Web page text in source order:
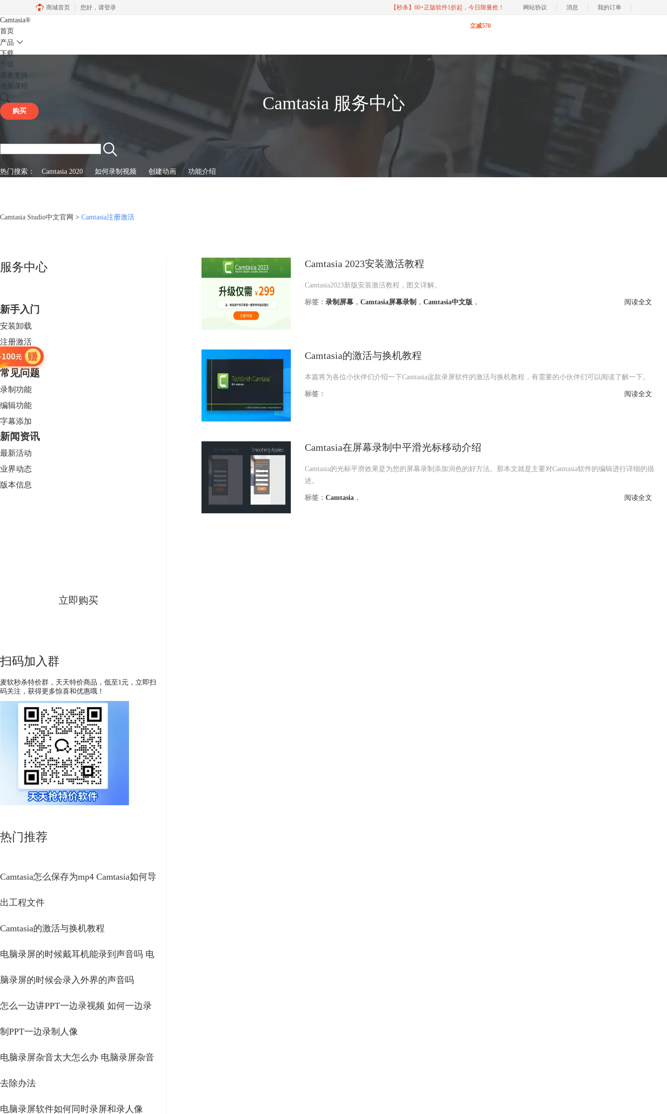
商城首页 您好， 请登录 【秒杀】60+正版软件1折起，今日限量抢！ 网站协议 消息 我的订单
Camtasia®
首页
产品
下载
升级
立减570
服务支持
视频课程
购买 Camtasia 服务中心
热门搜索： Camtasia 2020 如何录制视频 创建动画 功能介绍
Camtasia Studio中文官网 > Camtasia注册激活
服务中心
新手入门
安装卸载
注册激活
使用教程
常见问题
录制功能
编辑功能
字幕添加
新闻资讯
最新活动
业界动态
版本信息
立即购买
扫码加入群
麦软秒杀特价群，天天特价商品，低至1元，立即扫
码关注，获得更多惊喜和优惠哦！
热门推荐
Camtasia怎么保存为mp4 Camtasia如何导
出工程文件
Camtasia的激活与换机教程
电脑录屏的时候戴耳机能录到声音吗 电
脑录屏的时候会录入外界的声音吗
怎么一边讲PPT一边录视频 如何一边录
制PPT一边录制人像
电脑录屏杂音太大怎么办 电脑录屏杂音
去除办法
电脑录屏软件如何同时录屏和录人像
Camtasia 2023安装激活教程
Camtasia2023新版安装激活教程，图文详解。
标签： 录制屏幕 ， Camtasia屏幕录制 ， Camtasia中文版 ， 阅读全文
Camtasia的激活与换机教程
本篇将为各位小伙伴们介绍一下Camtasia这款录屏软件的激活与换机教程，有需要的小伙伴们可以阅读了解一下。
标签： 阅读全文
Camtasia在屏幕录制中平滑光标移动介绍
Camtasia的光标平滑效果是为您的屏幕录制添加润色的好方法。那本文就是主要对Camtasia软件的编辑进行详细的描
述。
标签： Camtasia ， 阅读全文